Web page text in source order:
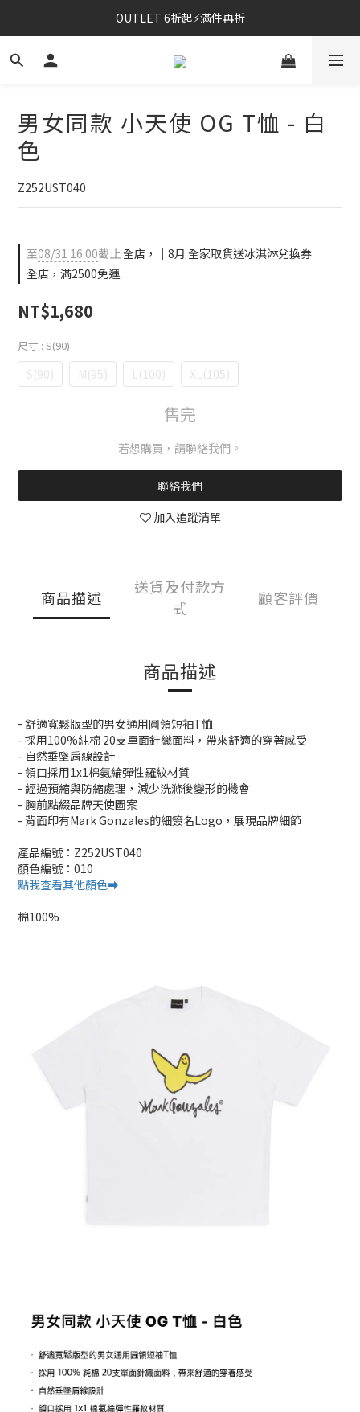
⚡春夏新品｜二件85折
OUTLET 6折起⚡滿件再折
⚡春夏新品｜二件85折
男女同款 小天使 OG T恤 - 白
色
Z252UST040
至08/31 16:00截止全店，┃8月 全家取貨送冰淇淋兌換券
全店，滿2500免運
NT$1,680
尺寸 : S(90)
S(90) M(95) L(100) XL(105)
售完
若想購買，請聯絡我們。
聯絡我們
加入追蹤清單
商品描述
送貨及付款方
式
顧客評價
商品描述
- 舒適寬鬆版型的男女通用圓領短袖T恤
- 採用100%純棉 20支單面針織面料，帶來舒適的穿著感受
- 自然垂墜肩線設計
- 領口採用1x1棉氨綸彈性羅紋材質
- 經過預縮與防縮處理，減少洗滌後變形的機會
- 胸前點綴品牌天使圖案
- 背面印有Mark Gonzales的細簽名Logo，展現品牌細節
產品編號：Z252UST040
顏色編號：010
點我查看其他顏色➡️
棉100%